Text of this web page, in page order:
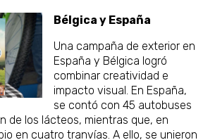
Bélgica y España
Una campaña de exterior en
España y Bélgica logró
combinar creatividad e
impacto visual. En España,
se contó con 45 autobuses
de los lácteos, mientras que, en
en cuatro tranvías. A ello, se unieron